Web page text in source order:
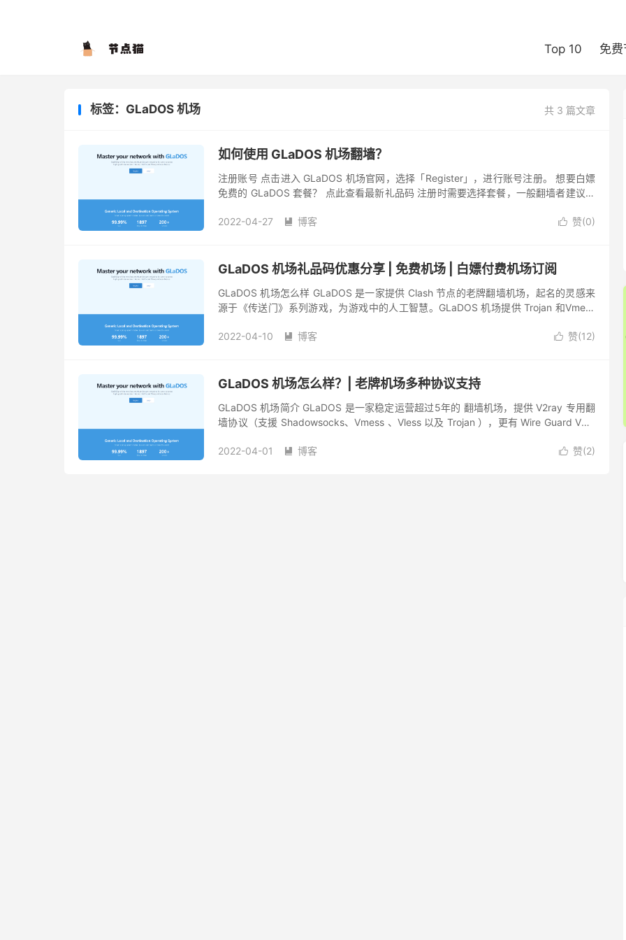
Top 10 免
共 3 篇文章
标签：GLaDOS 机场
如何使用 GLaDOS 机场翻墙？
注册账号 点击进入 GLaDOS 机场官网，选择「Register」，进行账号注册。 想要白嫖
免费的 GLaDOS 套餐？ 点此查看最新礼品码 注册时需要选择套餐，一般翻墙者建议选
 赞(0)
2022-04-27  博客
GLaDOS 机场礼品码优惠分享 | 免费机场 | 白嫖付费机场订阅
GLaDOS 机场怎么样 GLaDOS 是一家提供 Clash 节点的老牌翻墙机场，起名的灵感来
源于《传送门》系列游戏，为游戏中的人工智慧。GLaDOS 机场提供 Trojan 和Vmess
 赞(12)
2022-04-10  博客
GLaDOS 机场怎么样？| 老牌机场多种协议支持
GLaDOS 机场简介 GLaDOS 是一家稳定运营超过5年的 翻墙机场，提供 V2ray 专用翻
墙协议（支援 Shadowsocks、Vmess 、Vless 以及 Trojan ），更有 Wire Guard VPN
 赞(2)
2022-04-01  博客